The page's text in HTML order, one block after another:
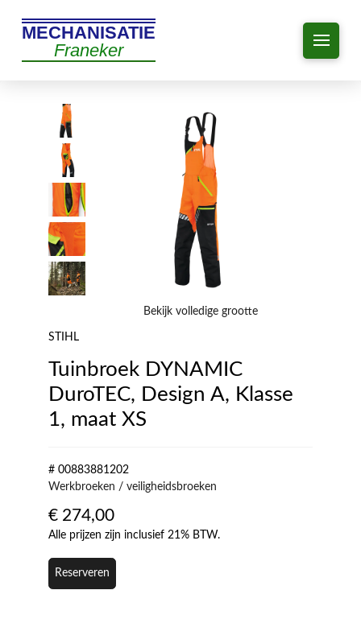
MECHANISATIE
Franeker
Bekijk volledige grootte
STIHL
Tuinbroek DYNAMIC
DuroTEC, Design A, Klasse
1, maat XS
# 00883881202
Werkbroeken / veiligheidsbroeken
€ 274,00
Alle prijzen zijn inclusief 21% BTW.
Reserveren